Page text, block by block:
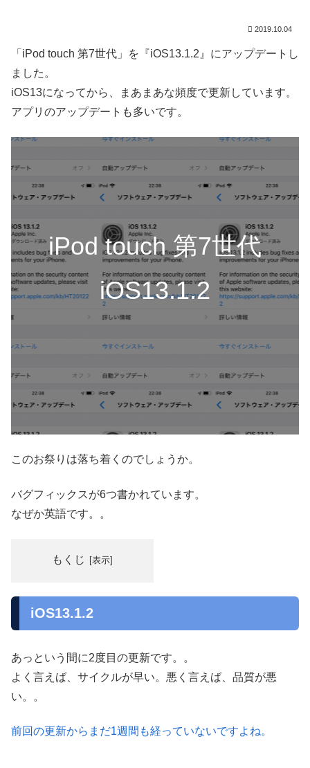
2019.10.04
「iPod touch 第7世代」を『iOS13.1.2』にアップデートし
ました。
iOS13になってから、まあまあな頻度で更新しています。
アプリのアップデートも多いです。
iPod touch 第7世代
iOS13.1.2
このお祭りは落ち着くのでしょうか。
バグフィックスが6つ書かれています。
なぜか英語です。。
もくじ
iOS13.1.2
あっという間に2度目の更新です。。
よく言えば、サイクルが早い。悪く言えば、品質が悪
い。。
前回の更新からまだ1週間も経っていないですよね。